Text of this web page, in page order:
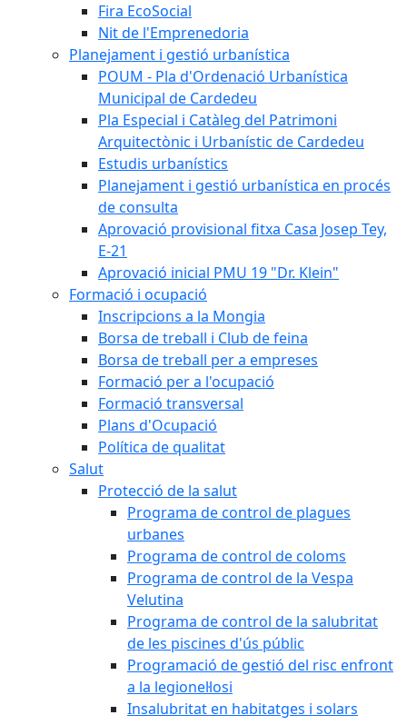
Fira EcoSocial
Nit de l'Emprenedoria
Planejament i gestió urbanística
POUM - Pla d'Ordenació Urbanística
Municipal de Cardedeu
Pla Especial i Catàleg del Patrimoni
Arquitectònic i Urbanístic de Cardedeu
Estudis urbanístics
Planejament i gestió urbanística en procés
de consulta
Aprovació provisional fitxa Casa Josep Tey,
E-21
Aprovació inicial PMU 19 "Dr. Klein"
Formació i ocupació
Inscripcions a la Mongia
Borsa de treball i Club de feina
Borsa de treball per a empreses
Formació per a l'ocupació
Formació transversal
Plans d'Ocupació
Política de qualitat
Salut
Protecció de la salut
Programa de control de plagues
urbanes
Programa de control de coloms
Programa de control de la Vespa
Velutina
Programa de control de la salubritat
de les piscines d'ús públic
Programació de gestió del risc enfront
a la legionel·losi
Insalubritat en habitatges i solars